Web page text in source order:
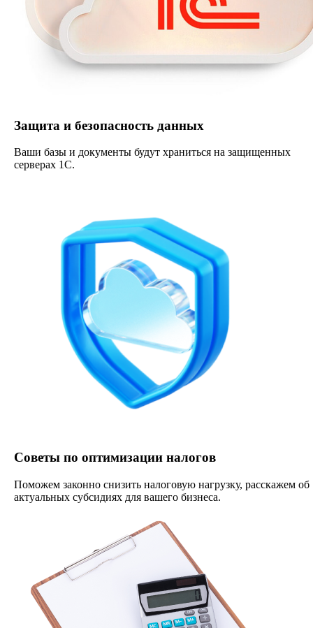
Защита и безопасность данных
Ваши базы и документы будут храниться на защищенных
серверах 1С.
Советы по оптимизации налогов
Поможем законно снизить налоговую нагрузку, расскажем об
актуальных субсидиях для вашего бизнеса.